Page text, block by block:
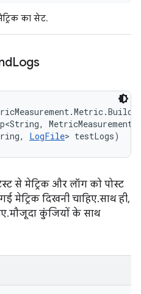
का सेट.
Logs
LogFile> testLogs)
से मेट्रिक और लॉग को पोस्ट
मेट्रिक दिखनी चाहिए. साथ ही,
मौजूदा कुंजियों के साथ